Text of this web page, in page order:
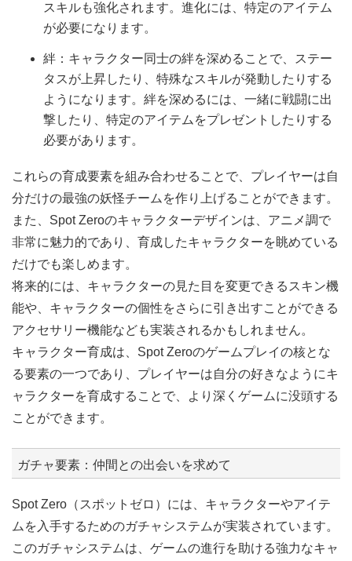
スキルも強化されます。進化には、特定のアイテム
が必要になります。
絆：キャラクター同士の絆を深めることで、ステー
タスが上昇したり、特殊なスキルが発動したりする
ようになります。絆を深めるには、一緒に戦闘に出
撃したり、特定のアイテムをプレゼントしたりする
必要があります。
これらの育成要素を組み合わせることで、プレイヤーは自
分だけの最強の妖怪チームを作り上げることができます。
また、Spot Zeroのキャラクターデザインは、アニメ調で
非常に魅力的であり、育成したキャラクターを眺めている
だけでも楽しめます。
将来的には、キャラクターの見た目を変更できるスキン機
能や、キャラクターの個性をさらに引き出すことができる
アクセサリー機能なども実装されるかもしれません。
キャラクター育成は、Spot Zeroのゲームプレイの核とな
る要素の一つであり、プレイヤーは自分の好きなようにキ
ャラクターを育成することで、より深くゲームに没頭する
ことができます。
ガチャ要素：仲間との出会いを求めて
Spot Zero（スポットゼロ）には、キャラクターやアイテ
ムを入手するためのガチャシステムが実装されています。
このガチャシステムは、ゲームの進行を助ける強力なキャ